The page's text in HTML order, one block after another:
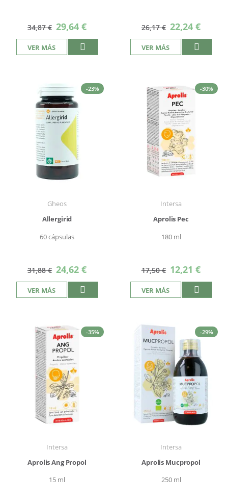
34,87 € Precio
especial
29,64 €
VER MÁS
26,17 € Precio
especial
22,24 €
VER MÁS
-23%
Gheos
Allergirid
60 cápsulas
31,88 € Precio
especial
24,62 €
VER MÁS
-30%
Intersa
Aprolis Pec
180 ml
17,50 € Precio
especial
12,21 €
VER MÁS
-35%
Intersa
Aprolis Ang Propol
15 ml
-29%
Intersa
Aprolis Mucpropol
250 ml